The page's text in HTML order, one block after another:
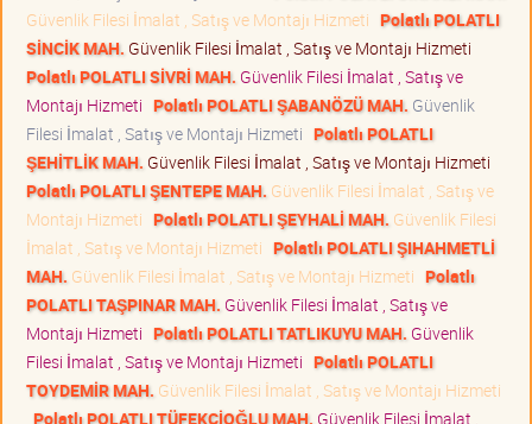
Güvenlik Filesi İmalat , Satış ve Montajı Hizmeti Polatlı POLATLI
SİNCİK MAH. Güvenlik Filesi İmalat , Satış ve Montajı Hizmeti
Polatlı POLATLI SİVRİ MAH. Güvenlik Filesi İmalat , Satış ve
Montajı Hizmeti Polatlı POLATLI ŞABANÖZÜ MAH. Güvenlik
Filesi İmalat , Satış ve Montajı Hizmeti Polatlı POLATLI
ŞEHİTLİK MAH. Güvenlik Filesi İmalat , Satış ve Montajı Hizmeti
Polatlı POLATLI ŞENTEPE MAH. Güvenlik Filesi İmalat , Satış ve
Montajı Hizmeti Polatlı POLATLI ŞEYHALİ MAH. Güvenlik Filesi
İmalat , Satış ve Montajı Hizmeti Polatlı POLATLI ŞIHAHMETLİ
MAH. Güvenlik Filesi İmalat , Satış ve Montajı Hizmeti Polatlı
POLATLI TAŞPINAR MAH. Güvenlik Filesi İmalat , Satış ve
Montajı Hizmeti Polatlı POLATLI TATLIKUYU MAH. Güvenlik
Filesi İmalat , Satış ve Montajı Hizmeti Polatlı POLATLI
TOYDEMİR MAH. Güvenlik Filesi İmalat , Satış ve Montajı Hizmeti
Polatlı POLATLI TÜFEKÇİOĞLU MAH. Güvenlik Filesi İmalat ,